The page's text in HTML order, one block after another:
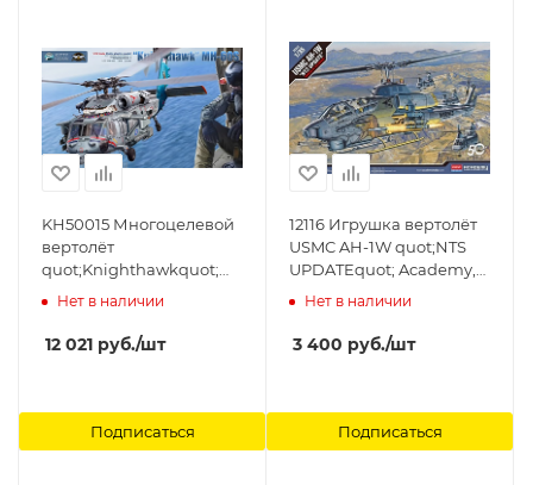
KH50015 Многоцелевой
вертолёт
quot;Knighthawkquot;
MH-60S Kitty Hawk, 1/35
Нет в наличии
12 021 руб./шт
Подписаться
12116 Игрушка вертолёт
USMC AH-1W quot;NTS
UPDATEquot; Academy,
1/35Нет в наличии
3 400 руб./шт
Подписаться